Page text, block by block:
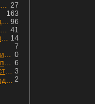
27
Генерация и сети: мнение ребят из индустрии
163
96
Как себя чувствуют мигранты в раю, в который они так стремились
41
Метод Геллы. "Черный" август 2026 - быть или не быть?
14
Струковщина - это стиль поведения, известный всем в секторе золотодобычи.
7
0
Поучительная история о прогнозировании
6
Несколько интересных инсайтов по "Озону"
3
Аукционы Минфина — министерство всё ещё не придумало "лекарство" для рынка ОФЗ. Ликвидности банкам не хватает это по РЕПО аукционам!
2
🪜Стратегия для пассивного дохода: Лестница облигаций